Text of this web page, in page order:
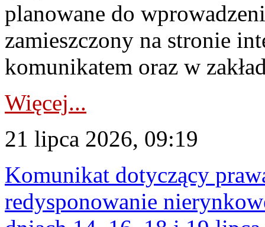
planowane do
zamieszczony na stronie
komunikatem oraz w
Więcej...
21 lipca 2026, 09:19
Komunikat dotyczący
redysponowanie